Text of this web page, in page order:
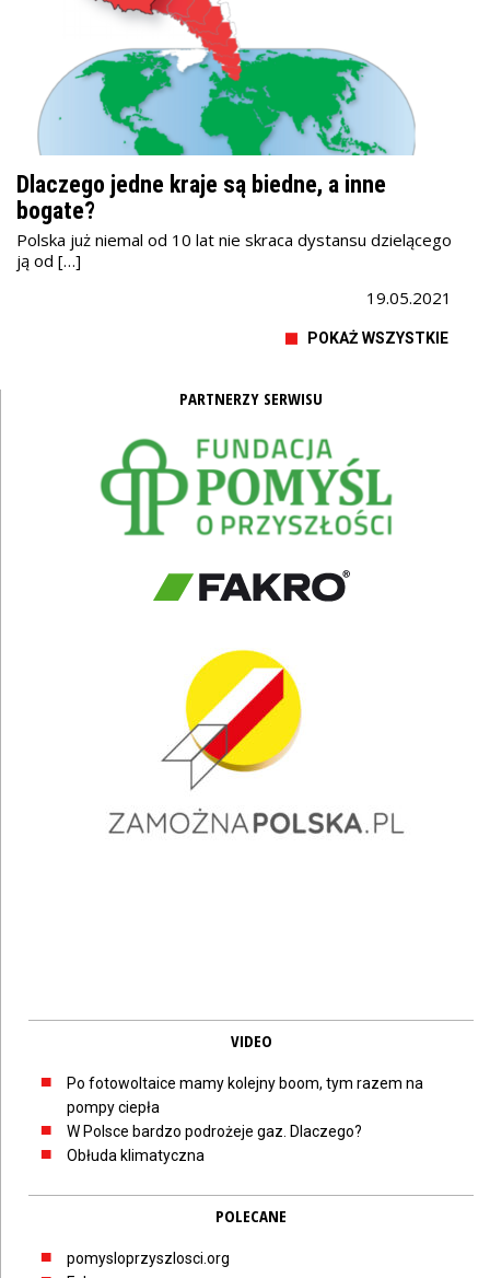
Dlaczego jedne kraje są biedne, a inne
bogate?
Polska już niemal od 10 lat nie skraca dystansu dzielącego
ją od […]
19.05.2021
POKAŻ WSZYSTKIE
PARTNERZY SERWISU
VIDEO
Po fotowoltaice mamy kolejny boom, tym razem na
pompy ciepła
W Polsce bardzo podrożeje gaz. Dlaczego?
Obłuda klimatyczna
POLECANE
pomysloprzyszlosci.org